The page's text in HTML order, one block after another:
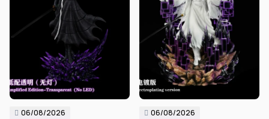
06/08/2026
06/08/2026